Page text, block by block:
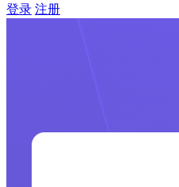
登录 注册